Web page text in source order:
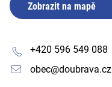
Zobrazit na mapě
+420 596 549 088
obec@doubrava.cz